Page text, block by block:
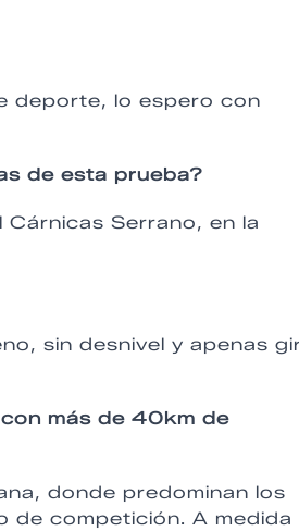
deporte, lo espero con
de esta prueba?
Serrano, en la
sin desnivel y apenas
más de 40km de
donde predominan los
de competición. A medida